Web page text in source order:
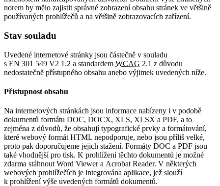
norem by mělo zajistit správné zobrazení obsahu stránek ve většině
používaných prohlížečů a na většině zobrazovacích zařízení.
Stav souladu
Uvedené internetové stránky jsou částečně v souladu
s EN 301 549 V2 1.2 a standardem WCAG 2.1 z důvodu
nedostatečně přístupného obsahu anebo výjimek uvedených níže.
Přístupnost obsahu
Na internetových stránkách jsou informace nabízeny i v podobě
dokumentů formátu DOC, DOCX, XLS, XLSX a PDF, a to
zejména z důvodů, že obsahují typografické prvky a formátování,
které webový formát HTML nepodporuje, nebo jsou příliš velké,
proto pak doporučujeme jejich stažení. Formáty DOC a PDF jsou
také vhodnější pro tisk. K prohlížení těchto dokumentů je možné
zdarma stáhnout Word Viewer a Acrobat Reader. V některých
webových prohlížečích je integrována aplikace, jež slouží
k prohlížení výše uvedených formátů dokumentů.